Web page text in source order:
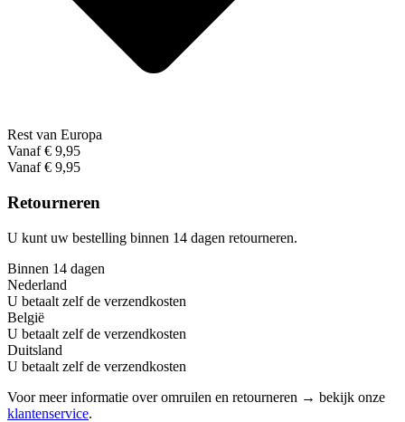
Rest van Europa
Vanaf € 9,95
Vanaf € 9,95
Retourneren
U kunt uw bestelling binnen 14 dagen retourneren.
Binnen 14 dagen
Nederland
U betaalt zelf de verzendkosten
België
U betaalt zelf de verzendkosten
Duitsland
U betaalt zelf de verzendkosten
Voor meer informatie over omruilen en retourneren → bekijk onze
klantenservice.